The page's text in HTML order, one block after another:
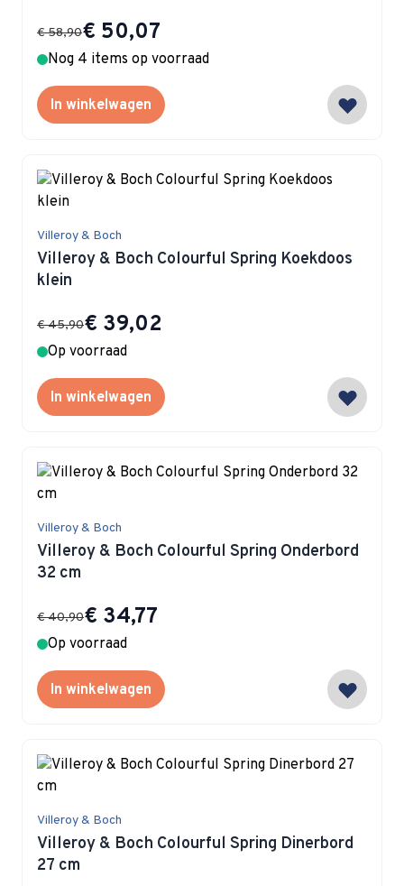
Special Price
€ 50,07
€ 58,90
Nog 4 items op voorraad
In winkelwagen
Villeroy & Boch
Villeroy & Boch Colourful Spring Koekdoos
klein
Special Price
€ 39,02
€ 45,90
Op voorraad
In winkelwagen
Villeroy & Boch
Villeroy & Boch Colourful Spring Onderbord
32 cm
Special Price
€ 34,77
€ 40,90
Op voorraad
In winkelwagen
Villeroy & Boch
Villeroy & Boch Colourful Spring Dinerbord
27 cm